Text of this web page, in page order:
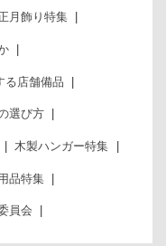
月飾り特集
る店舗備品
選び方
木製ハンガー特集
品特集
員会